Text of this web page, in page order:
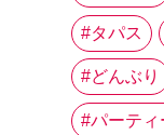
タパス
どんぶり
パーティ